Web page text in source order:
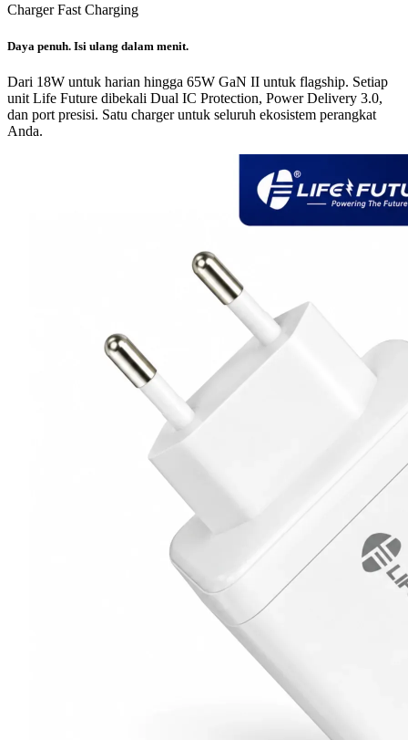
Charger Fast Charging
Daya penuh. Isi ulang dalam menit.
Dari 18W untuk harian hingga 65W GaN II untuk flagship. Setiap
unit Life Future dibekali Dual IC Protection, Power Delivery 3.0,
dan port presisi. Satu charger untuk seluruh ekosistem perangkat
Anda.